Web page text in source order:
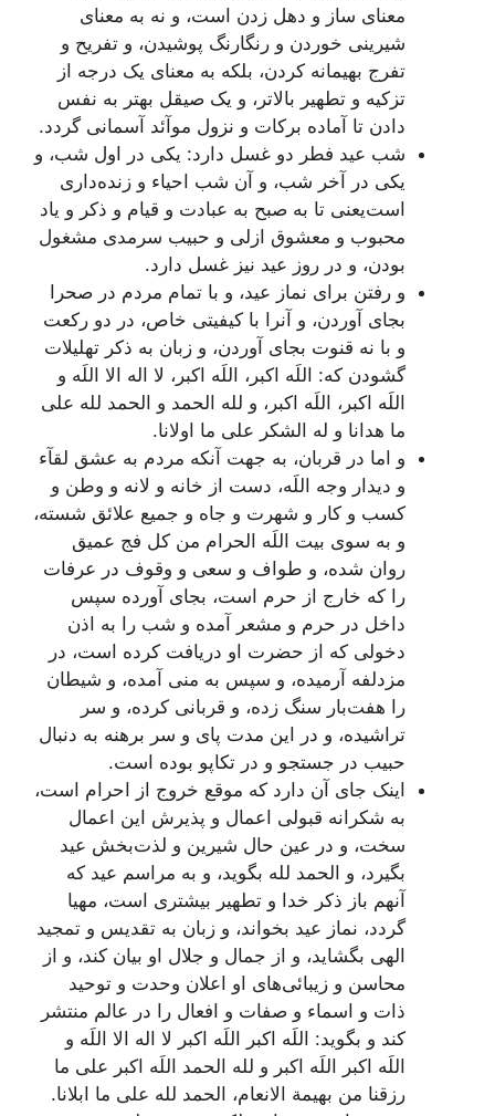
معناى ساز و دهل زدن است، و نه به معناى
شيرينى خوردن و رنگارنگ پوشيدن، و تفريح و
تفرج بهيمانه کردن، بلکه به معناى يک درجه از
تزکيه و تطهير بالاتر، و يک صيقل بهتر به نفس
دادن تا آماده برکات و نزول موآئد آسمانى گردد.
شب عيد فطر دو غسل دارد: يکى در اول شب، و
يکى در آخر شب، و آن شب احياء و زنده‌دارى
است‌يعنى تا به صبح به عبادت و قيام و ذکر و ياد
محبوب و معشوق ازلى و حبيب سرمدى مشغول
بودن، و در روز عيد نيز غسل دارد.
و رفتن براى نماز عيد، و با تمام مردم در صحرا
بجاى آوردن، و آنرا با کيفيتى خاص، در دو رکعت
و با نه قنوت بجاى آوردن، و زبان به ذکر تهليلات
گشودن که: اللَه اکبر، اللَه اکبر، لا اله الا اللَه و
اللَه اکبر، اللَه اکبر، و لله الحمد و الحمد لله على
ما هدانا و له الشکر على ما اولانا.
و اما در قربان، به جهت آنکه مردم به عشق لقآء
و ديدار وجه اللَه، دست از خانه و لانه و وطن و
کسب و کار و شهرت و جاه و جميع علائق شسته،
و به سوى بيت اللَه الحرام من کل فج عميق
روان شده، و طواف و سعى و وقوف در عرفات
را که خارج از حرم است، بجاى آورده سپس
داخل در حرم و مشعر آمده و شب را به اذن
دخولى که از حضرت او دريافت کرده است، در
مزدلفه آرميده، و سپس به منى آمده، و شيطان
را هفت‌بار سنگ زده، و قربانى کرده، و سر
تراشيده، و در اين مدت پاى و سر برهنه به دنبال
حبيب در جستجو و در تکاپو بوده است.
اينک جاى آن دارد که موقع خروج از احرام است،
به شکرانه قبولى اعمال و پذيرش اين اعمال
سخت، و در عين حال شيرين و لذت‌بخش عيد
بگيرد، و الحمد لله بگويد، و به مراسم عيد که
آنهم باز ذکر خدا و تطهير بيشترى است، مهيا
گردد، نماز عيد بخواند، و زبان به تقديس و تمجيد
الهى بگشايد، و از جمال و جلال او بيان کند، و از
محاسن و زيبائى‌هاى او اعلان وحدت و توحيد
ذات و اسماء و صفات و افعال را در عالم منتشر
کند و بگويد: اللَه اکبر اللَه اکبر لا اله الا اللَه و
اللَه اکبر اللَه اکبر و لله الحمد اللَه اکبر على ما
رزقنا من بهيمة الانعام، الحمد لله على ما ابلانا.